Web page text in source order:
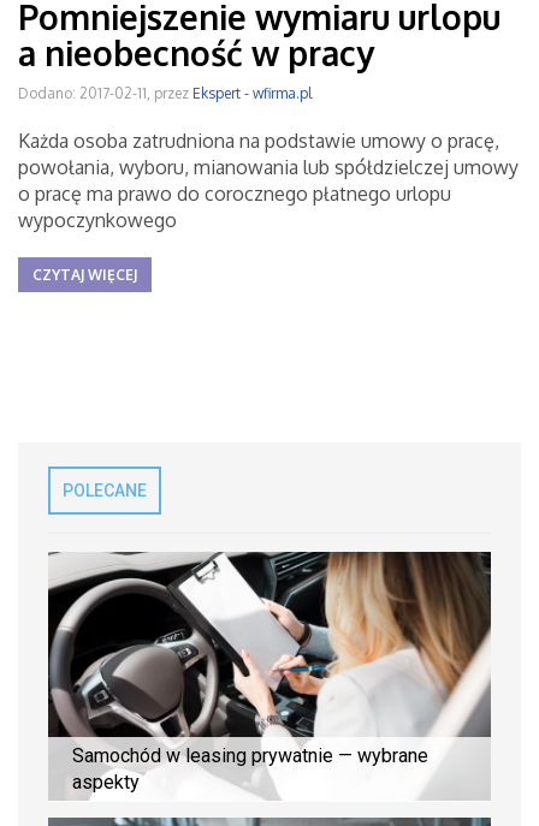
Pomniejszenie wymiaru urlopu
a nieobecność w pracy
Dodano: 2017-02-11, przez Ekspert - wfirma.pl
Każda osoba zatrudniona na podstawie umowy o pracę,
powołania, wyboru, mianowania lub spółdzielczej umowy
o pracę ma prawo do corocznego płatnego urlopu
wypoczynkowego
CZYTAJ WIĘCEJ
POLECANE
Samochód w leasing prywatnie — wybrane
aspekty